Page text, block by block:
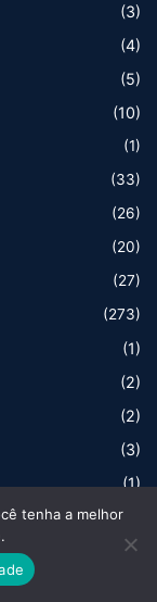
(3)
(4)
(5)
(10)
(1)
(33)
(26)
(20)
(27)
(273)
(1)
(2)
(2)
(3)
(1)
(1)
(1)
tenha a melhor